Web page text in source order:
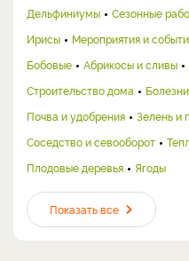
Дельфиниумы
Сезонные
Ирисы
Мероприятия и
Бобовые
Абрикосы и сливы
Строительство дома
Почва и удобрения
Зелень и
Соседство и севооборот
Плодовые деревья
Ягоды
Показать все